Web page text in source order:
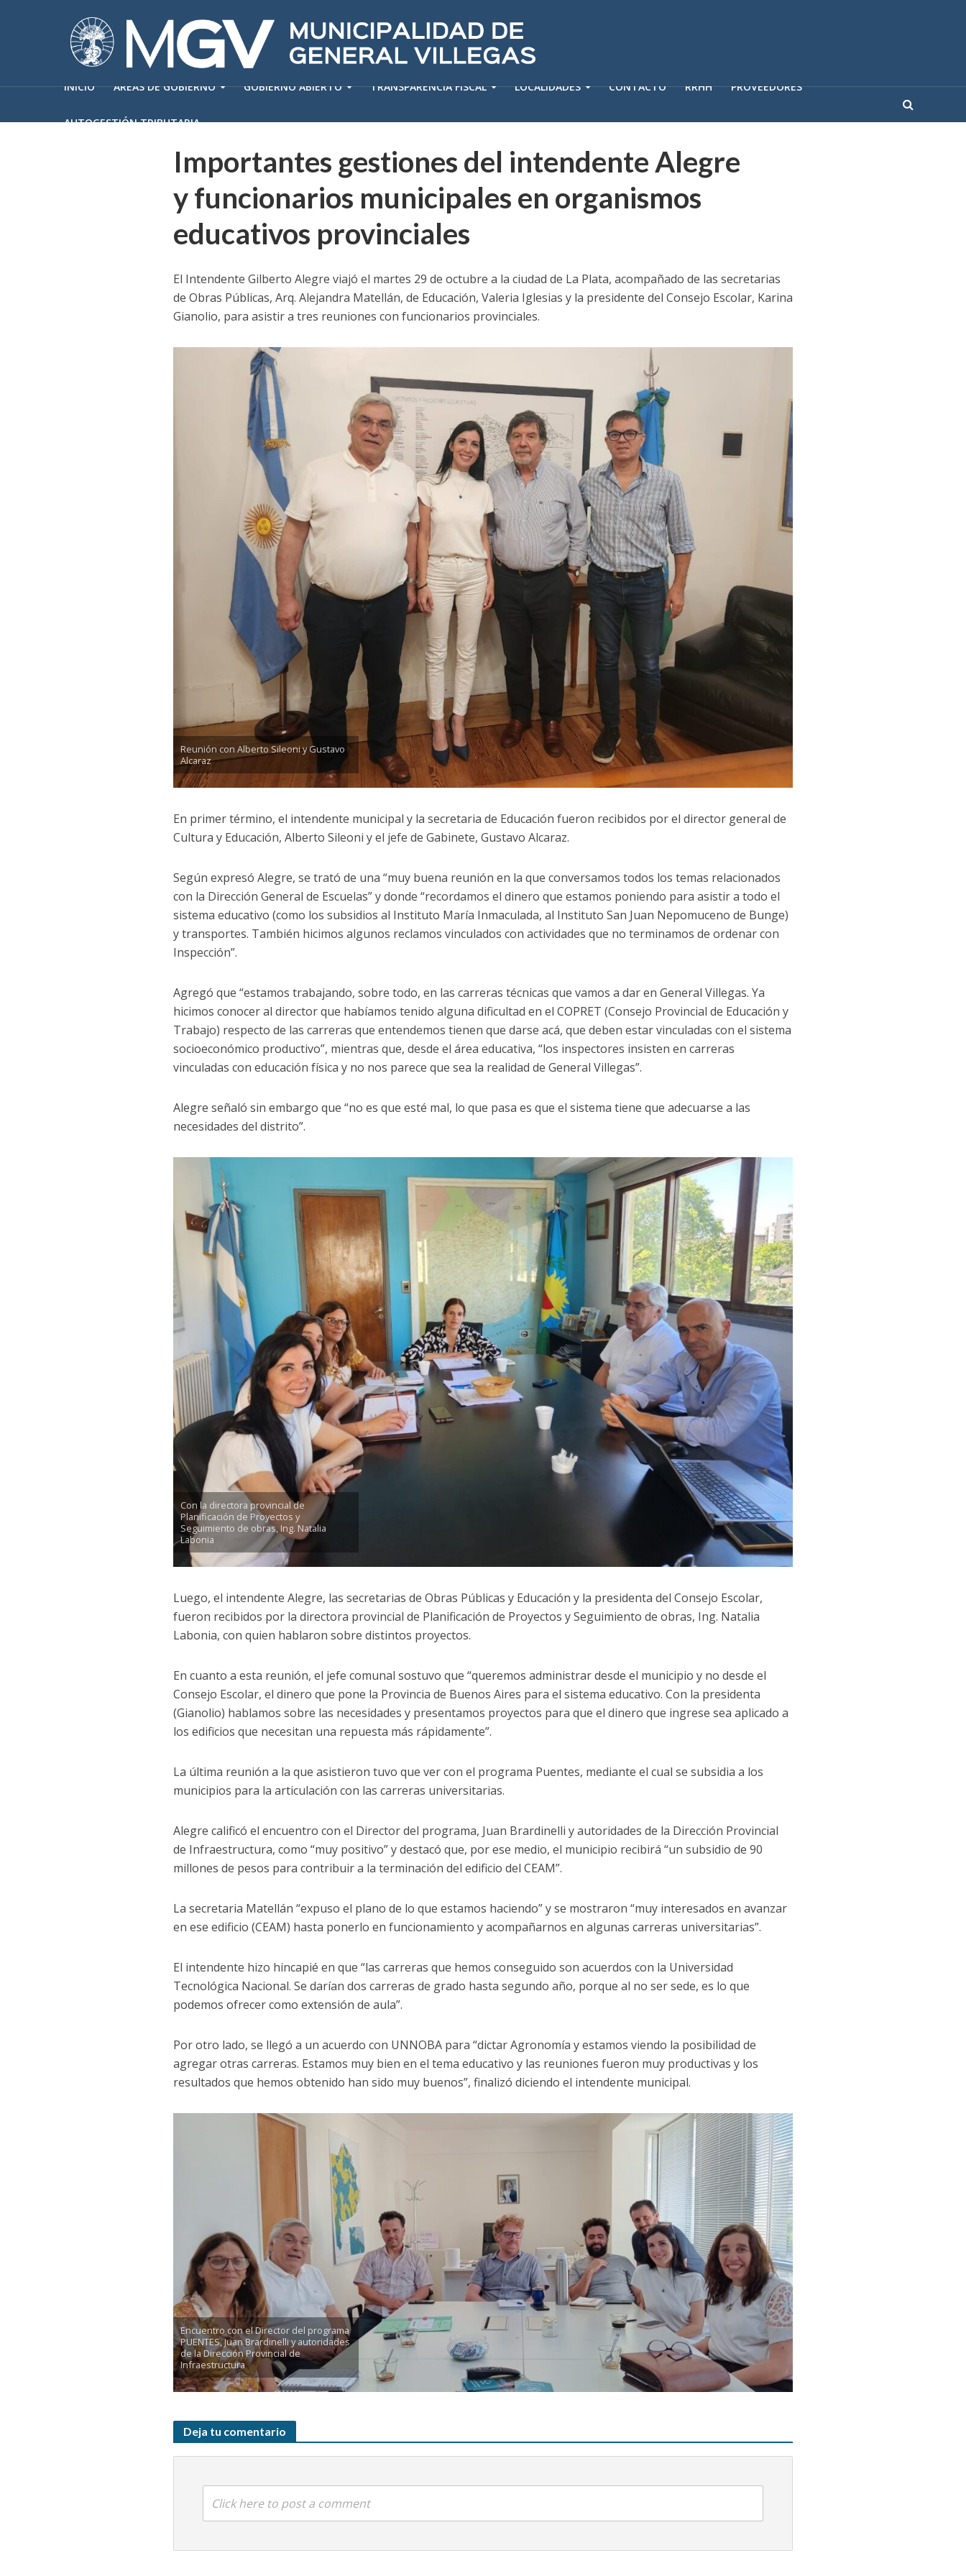
INICIO ÁREAS DE GOBIERNO GOBIERNO ABIERTO TRANSPARENCIA FISCAL LOCALIDADES CONTACTO RRHH PROVEEDORES
AUTOGESTIÓN TRIBUTARIA
Importantes gestiones del intendente Alegre
y funcionarios municipales en organismos
educativos provinciales
El Intendente Gilberto Alegre viajó el martes 29 de octubre a la ciudad de La Plata, acompañado de las secretarias
de Obras Públicas, Arq. Alejandra Matellán, de Educación, Valeria Iglesias y la presidente del Consejo Escolar, Karina
Gianolio, para asistir a tres reuniones con funcionarios provinciales.
Reunión con Alberto Sileoni y Gustavo
Alcaraz
En primer término, el intendente municipal y la secretaria de Educación fueron recibidos por el director general de
Cultura y Educación, Alberto Sileoni y el jefe de Gabinete, Gustavo Alcaraz.
Según expresó Alegre, se trató de una “muy buena reunión en la que conversamos todos los temas relacionados
con la Dirección General de Escuelas” y donde “recordamos el dinero que estamos poniendo para asistir a todo el
sistema educativo (como los subsidios al Instituto María Inmaculada, al Instituto San Juan Nepomuceno de Bunge)
y transportes. También hicimos algunos reclamos vinculados con actividades que no terminamos de ordenar con
Inspección”.
Agregó que “estamos trabajando, sobre todo, en las carreras técnicas que vamos a dar en General Villegas. Ya
hicimos conocer al director que habíamos tenido alguna dificultad en el COPRET (Consejo Provincial de Educación y
Trabajo) respecto de las carreras que entendemos tienen que darse acá, que deben estar vinculadas con el sistema
socioeconómico productivo”, mientras que, desde el área educativa, “los inspectores insisten en carreras
vinculadas con educación física y no nos parece que sea la realidad de General Villegas”.
Alegre señaló sin embargo que “no es que esté mal, lo que pasa es que el sistema tiene que adecuarse a las
necesidades del distrito”.
Con la directora provincial de
Planificación de Proyectos y
Seguimiento de obras, Ing. Natalia
Labonia
Luego, el intendente Alegre, las secretarias de Obras Públicas y Educación y la presidenta del Consejo Escolar,
fueron recibidos por la directora provincial de Planificación de Proyectos y Seguimiento de obras, Ing. Natalia
Labonia, con quien hablaron sobre distintos proyectos.
En cuanto a esta reunión, el jefe comunal sostuvo que “queremos administrar desde el municipio y no desde el
Consejo Escolar, el dinero que pone la Provincia de Buenos Aires para el sistema educativo. Con la presidenta
(Gianolio) hablamos sobre las necesidades y presentamos proyectos para que el dinero que ingrese sea aplicado a
los edificios que necesitan una repuesta más rápidamente”.
La última reunión a la que asistieron tuvo que ver con el programa Puentes, mediante el cual se subsidia a los
municipios para la articulación con las carreras universitarias.
Alegre calificó el encuentro con el Director del programa, Juan Brardinelli y autoridades de la Dirección Provincial
de Infraestructura, como “muy positivo” y destacó que, por ese medio, el municipio recibirá “un subsidio de 90
millones de pesos para contribuir a la terminación del edificio del CEAM”.
La secretaria Matellán “expuso el plano de lo que estamos haciendo” y se mostraron “muy interesados en avanzar
en ese edificio (CEAM) hasta ponerlo en funcionamiento y acompañarnos en algunas carreras universitarias”.
El intendente hizo hincapié en que “las carreras que hemos conseguido son acuerdos con la Universidad
Tecnológica Nacional. Se darían dos carreras de grado hasta segundo año, porque al no ser sede, es lo que
podemos ofrecer como extensión de aula”.
Por otro lado, se llegó a un acuerdo con UNNOBA para “dictar Agronomía y estamos viendo la posibilidad de
agregar otras carreras. Estamos muy bien en el tema educativo y las reuniones fueron muy productivas y los
resultados que hemos obtenido han sido muy buenos”, finalizó diciendo el intendente municipal.
Encuentro con el Director del programa
PUENTES, Juan Brardinelli y autoridades
de la Dirección Provincial de
Infraestructura
Deja tu comentario
Click here to post a comment